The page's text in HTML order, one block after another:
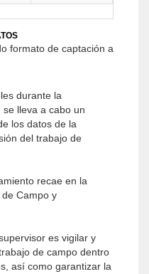
formato de captación a
durante la
lleva a cabo un
los datos de la
del trabajo de
recae en la
Campo y
es vigilar y
de campo dentro
así como garantizar la